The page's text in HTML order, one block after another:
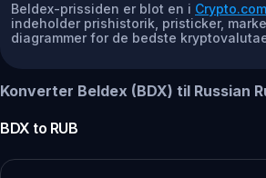
Beldex-prissiden er blot en i
indeholder prishistorik, pristicker,
diagrammer for de bedste
Konverter Beldex (BDX) til Russian
BDX to RUB